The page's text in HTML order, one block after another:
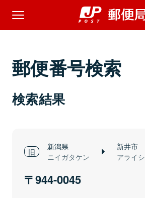
郵便番号検索
検索結果
新潟県
ニイガタケン
新井市
アライシ
944-0045